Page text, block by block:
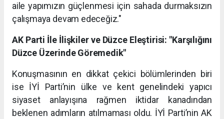
aile yapımızın güçlenmesi için sahada durmaksızın
çalışmaya devam edeceğiz."
AK Parti İle İlişkiler ve Düzce Eleştirisi: "Karşılığını
Düzce Üzerinde Göremedik"
Konuşmasının en dikkat çekici bölümlerinden biri
ise İYİ Parti’nin ülke ve kent genelindeki yapıcı
siyaset anlayışına rağmen iktidar kanadından
beklenen adımların atılmaması oldu. İYİ Parti’nin AK